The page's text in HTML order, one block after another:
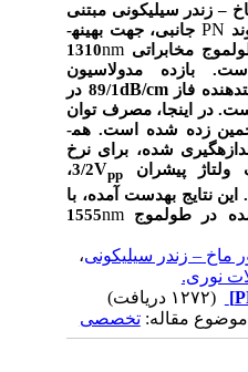
– زندر سیلیکونی مبتنی
PNجانبی، جهت بهینه­
مخابراتیnm
1310
بازده مدولاسیون
فازdB/cm
89/1 در
در اینجا، مصرف توان
زده شده است. هم­
گیری شده، برای نرخ
Vpp 3/2،
نتایج به­دست آمده، با
در طول­موجnm
1555
ماخ – زندر سیلیکونی،
نوری.
مقاله:تخصصی